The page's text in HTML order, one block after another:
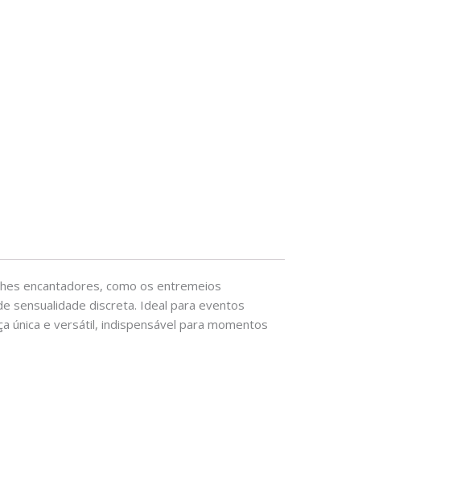
encantadores, como os entremeios
sensualidade discreta. Ideal para eventos
única e versátil, indispensável para momentos